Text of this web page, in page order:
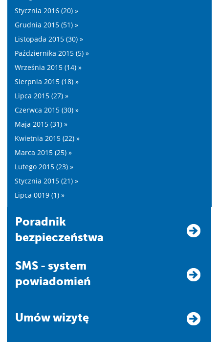
Stycznia 2016 (20) »
Grudnia 2015 (51) »
Listopada 2015 (30) »
Października 2015 (5) »
Września 2015 (14) »
Sierpnia 2015 (18) »
Lipca 2015 (27) »
Czerwca 2015 (30) »
Maja 2015 (31) »
Kwietnia 2015 (22) »
Marca 2015 (25) »
Lutego 2015 (23) »
Stycznia 2015 (21) »
Lipca 0019 (1) »
Poradnik
bezpieczeństwa
SMS - system
powiadomień
Umów wizytę